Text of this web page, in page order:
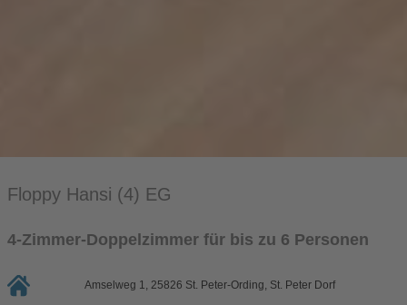
Floppy Hansi (4) EG
4-Zimmer-Doppelzimmer für bis zu 6 Personen
Amselweg 1, 25826 St. Peter-Ording, St. Peter Dorf